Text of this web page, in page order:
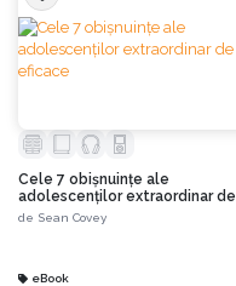
Cele 7 obişnuinţe ale
adolescenţilor extraordinar de
eficace
de Sean Covey
eBook